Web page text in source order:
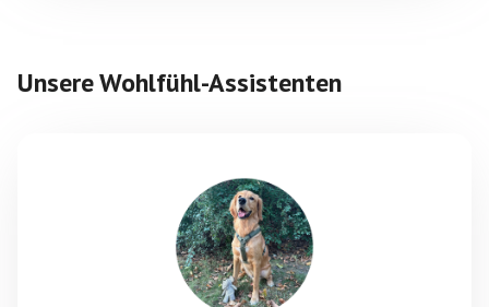
Unsere Wohlfühl-Assistenten